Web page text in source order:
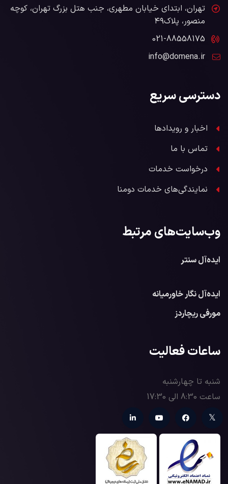
تهران، ابتدای خیابان مطهری، جنب هتل بزرگ تهران، کوچه
منصور، پلاک۴۹
021-88558175
info@domena.ir
دسترسی سریع
اخبار و رویدادها
تماس با ما
درخواست خدمات
نمایندگی‌های خدمات دومنا
وب‌سایت‌های مرتبط
ایده‌آل سنتر
ایده‌آل نگار خاورمیانه
مورفی ریچاردز
ساعات فعالیت
شنبه تا چهارشنبه
ساعت 8:30 الی 17:30